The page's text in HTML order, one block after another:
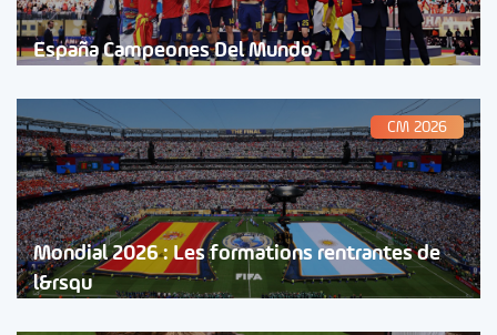
España Campeones Del Mundo
CM 2026
Mondial 2026 : Les formations rentrantes de
l&rsqu